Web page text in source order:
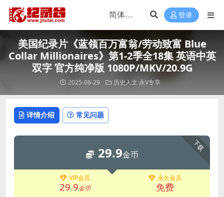
登录
美国纪录片《蓝领百万富翁/劳动致富 Blue
Collar Millionaires》第1-2季全18集 英语中英
双字 官方纯净版 1080P/MKV/20.9G
2025-06-29 历史人文 永V专享
详情介绍 常见问题
下载
29.9金币
VIP会员
29.9金币
永久会员
免费